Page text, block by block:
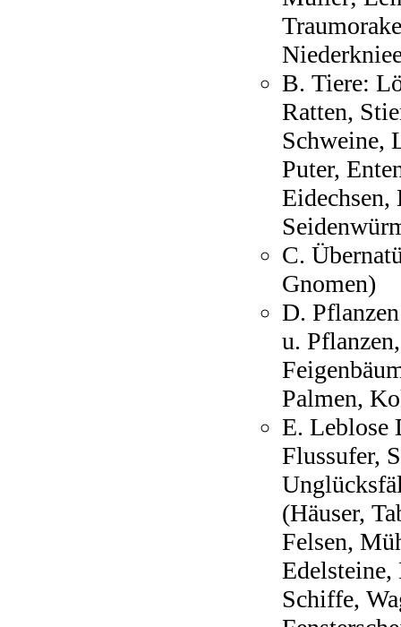
B. Tiere:
Ratten,
Schweine,
Puter,
Eidechsen,
C.
Gnomen)
D.
u.
Palmen,
E. Leblose
Flussufer,
(Häuser,
Felsen,
Edelsteine,
Schiffe,